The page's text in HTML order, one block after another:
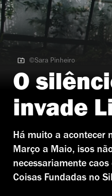
©Sara Pinheiro | Gustavo Ciríaco
©Sara Pinheiro
O
invade
Há muito a acontecer
Março a Maio, isos
necessariamente
Coisas Fundadas no